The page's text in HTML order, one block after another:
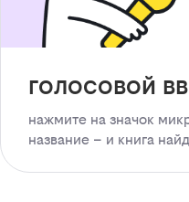
голосовой
нажмите на значок
название – и книга